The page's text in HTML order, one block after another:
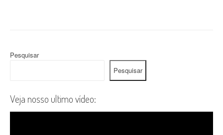
Pesquisar
Pesquisar
Veja nosso ultimo vídeo: